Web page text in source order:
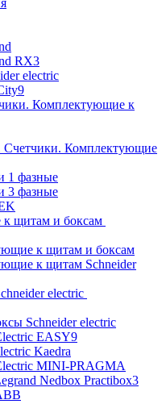
RX3
electric
Комплектующие к
Комплектующие
1 фазные
3 фазные
щитам и боксам
к щитам и боксам
к щитам Schneider
electric
Schneider electric
EASY9
Kaedra
MINI-PRAGMA
Nedbox Practibox3